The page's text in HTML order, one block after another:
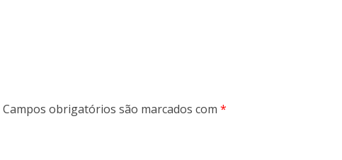
Campos obrigatórios são marcados com *